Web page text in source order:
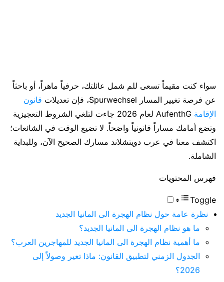
سواء كنت مقيماً تسعى للم شمل عائلتك، حرفياً ماهراً، أو باحثاً
عن فرصة تغيير المسار Spurwechsel، فإن تعديلات
قانون
الإقامة
AufenthG لعام 2026 جاءت لتلغي الشروط التعجيزية
وتضع أمامك مساراً قانونياً واضحاً. لا تضيع الوقت في الشائعات؛
اكتشف معنا في عرب دويتشلاند مسارك الصحيح الآن، وللبداية
الشاملة.
فهرس المحتويات
Toggle
نظرة عامة حول نظام الهجرة الى المانيا الجديد
ما هو نظام الهجرة الى المانيا الجديد؟
ما أهمية نظام الهجرة الى المانيا الجديد للمهاجرين العرب؟
الجدول الزمني لتطبيق القانون: ماذا تغير وصولاً إلى
2026؟